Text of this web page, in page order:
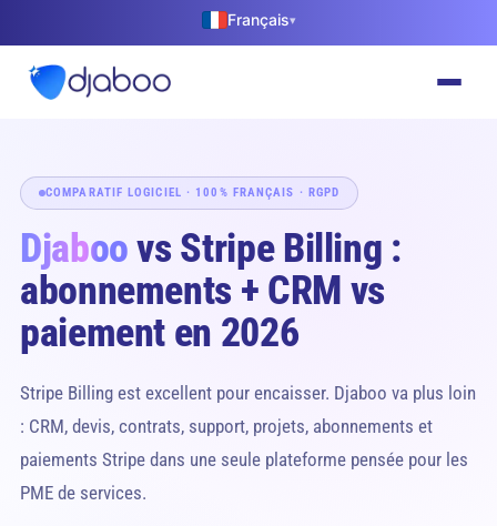
Français▾
COMPARATIF LOGICIEL · 100% FRANÇAIS · RGPD
Djaboovs Stripe Billing :
abonnements + CRM vs
paiement en 2026
Stripe Billing est excellent pour encaisser. Djaboo va plus loin
: CRM, devis, contrats, support, projets, abonnements et
paiements Stripe dans une seule plateforme pensée pour les
PME de services.